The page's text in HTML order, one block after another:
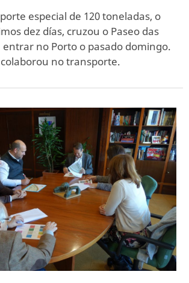
especial de 120 toneladas, o
dez días, cruzou o Paseo das
no Porto o pasado domingo.
colaborou no transporte.